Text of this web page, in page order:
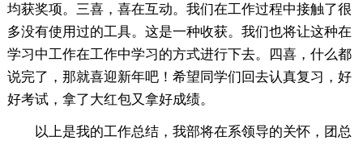
均获奖项。三喜，喜在互动。我们在工作过程中接触了很
多没有使用过的工具。这是一种收获。我们也将让这种在
学习中工作在工作中学习的方式进行下去。四喜，什么都
说完了，那就喜迎新年吧！希望同学们回去认真复习，好
好考试，拿了大红包又拿好成绩。
以上是我的工作总结，我部将在系领导的关怀，团总